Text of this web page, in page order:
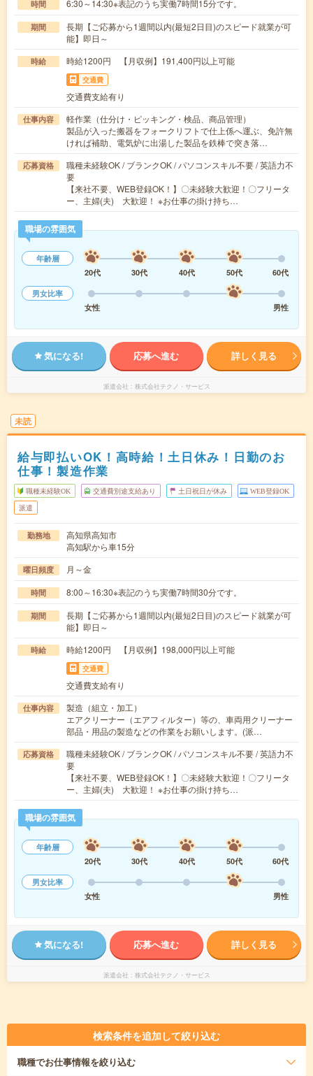
時間 6:30～14:30※表記のうち実働7時間15分です。
期間
長期【ご応募から1週間以内(最短2日目)のスピード就業が可
能】即日～
時給 時給1200円 【月収例】191,400円以上可能
交通費
交通費支給有り
仕事内容
軽作業（仕分け・ピッキング・検品、商品管理）
製品が入った搬器をフォークリフトで仕上係へ運ぶ、免許無
ければ補助、電気炉に出湯した製品を鉄棒で突き落…
応募資格
職種未経験OK / ブランクOK / パソコンスキル不要 / 英語力不
要
【来社不要、WEB登録OK！】〇未経験大歓迎！〇フリータ
ー、主婦(夫) 大歓迎！ ※お仕事の掛け持ち…
職場の雰囲気
年齢層
20代
30代 40代 50代
60代
男女比率
女性
男性
気になる! 応募へ進む 詳しく見る
派遣会社 株式会社テクノ・サービス
未読
給与即払いOK！高時給！土日休み！日勤のお
仕事！製造作業
職種未経験OK 交通費別途支給あり 土日祝日が休み WEB登録OK
派遣
勤務地
高知県高知市
高知駅から車15分
曜日頻度 月～金
時間 8:00～16:30※表記のうち実働7時間30分です。
期間
長期【ご応募から1週間以内(最短2日目)のスピード就業が可
能】即日～
時給 時給1200円 【月収例】198,000円以上可能
交通費
交通費支給有り
仕事内容
製造（組立・加工）
エアクリーナー（エアフィルター）等の、車両用クリーナー
部品・用品の製造などの作業をお願いします。(派…
応募資格
職種未経験OK / ブランクOK / パソコンスキル不要 / 英語力不
要
【来社不要、WEB登録OK！】〇未経験大歓迎！〇フリータ
ー、主婦(夫) 大歓迎！ ※お仕事の掛け持ち…
職場の雰囲気
年齢層
20代
30代 40代 50代
60代
男女比率
女性
男性
気になる! 応募へ進む 詳しく見る
派遣会社 株式会社テクノ・サービス
検索条件を追加して絞り込む
職種でお仕事情報を絞り込む